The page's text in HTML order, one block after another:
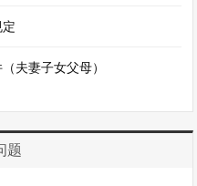
夫妻子女父母）
题